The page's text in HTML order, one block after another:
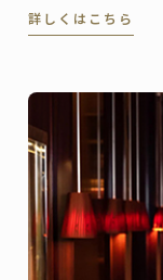
詳しくはこちら